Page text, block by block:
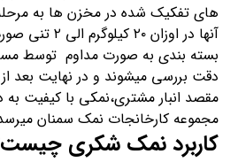
های تفکیک شده در مخزن ها به
آنها در اوزان
بسته بندی به صورت مداوم توسط
دقت بررسی میشوند و در نهایت بعد از
مقصد انبار مشتری،نمکی با کیفیت
مجموعه کارخانجات نمک سمنان
کاربرد نمک شکری